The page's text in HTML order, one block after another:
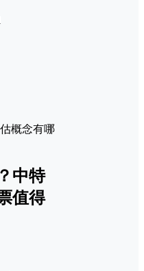
中特
值得